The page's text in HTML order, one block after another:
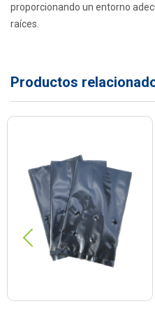
proporcionando un entorno
raíces.
Productos